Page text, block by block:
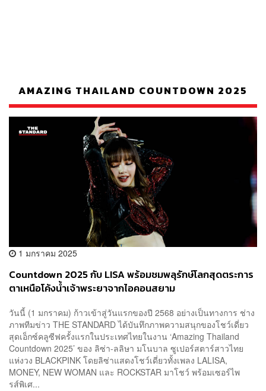
AMAZING THAILAND COUNTDOWN 2025
1 มกราคม 2025
Countdown 2025 กับ LISA พร้อมชมพลุรักษ์โลกสุดตระการ
ตาเหนือโค้งน้ำเจ้าพระยาจากไอคอนสยาม
วันนี้ (1 มกราคม) ก้าวเข้าสู่วันแรกของปี 2568 อย่างเป็นทางการ ช่าง
ภาพทีมข่าว THE STANDARD ได้บันทึกภาพความสนุกของโชว์เดี่ยว
สุดเอ็กซ์คลูซีฟครั้งแรกในประเทศไทยในงาน ‘Amazing Thailand
Countdown 2025’ ของ ลิซ่า-ลลิษา มโนบาล ซูเปอร์สตาร์สาวไทย
แห่งวง BLACKPINK โดยลิซ่าแสดงโชว์เดี่ยวทั้งเพลง LALISA,
MONEY, NEW WOMAN และ ROCKSTAR มาโชว์ พร้อมเซอร์ไพ
รส์พิเศ...